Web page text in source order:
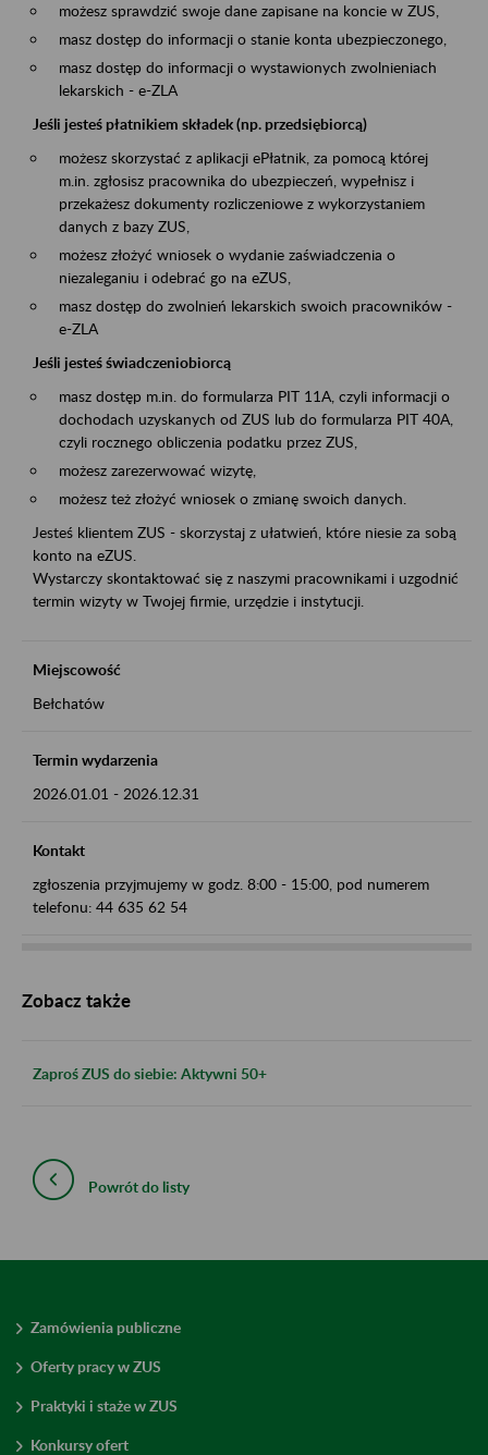
możesz sprawdzić swoje dane zapisane na koncie w ZUS,
masz dostęp do informacji o stanie konta ubezpieczonego,
masz dostęp do informacji o wystawionych zwolnieniach
lekarskich - e-ZLA
Jeśli jesteś płatnikiem składek (np. przedsiębiorcą)
możesz skorzystać z aplikacji ePłatnik, za pomocą której
m.in. zgłosisz pracownika do ubezpieczeń, wypełnisz i
przekażesz dokumenty rozliczeniowe z wykorzystaniem
danych z bazy ZUS,
możesz złożyć wniosek o wydanie zaświadczenia o
niezaleganiu i odebrać go na eZUS,
masz dostęp do zwolnień lekarskich swoich pracowników -
e-ZLA
Jeśli jesteś świadczeniobiorcą
masz dostęp m.in. do formularza PIT 11A, czyli informacji o
dochodach uzyskanych od ZUS lub do formularza PIT 40A,
czyli rocznego obliczenia podatku przez ZUS,
możesz zarezerwować wizytę,
możesz też złożyć wniosek o zmianę swoich danych.
Jesteś klientem ZUS - skorzystaj z ułatwień, które niesie za sobą
konto na eZUS.
Wystarczy skontaktować się z naszymi pracownikami i uzgodnić
termin wizyty w Twojej firmie, urzędzie i instytucji.
Miejscowość
Bełchatów
Termin wydarzenia
2026.01.01 - 2026.12.31
Kontakt
zgłoszenia przyjmujemy w godz. 8:00 - 15:00, pod numerem
telefonu: 44 635 62 54
Zobacz także
Zaproś ZUS do siebie: Aktywni 50+
Powrót do listy
Zamówienia publiczne
Oferty pracy w ZUS
Praktyki i staże w ZUS
Konkursy ofert